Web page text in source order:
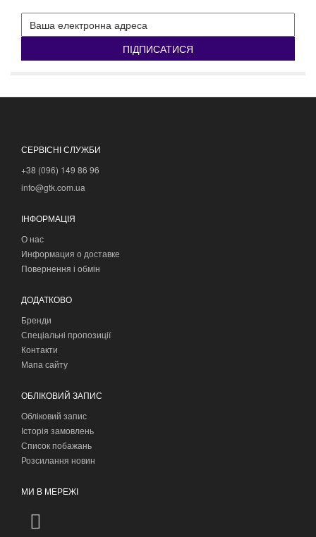
ПІДПИСАТИСЯ
СЕРВІСНІ СЛУЖБИ
+38 (096) 149 86 96
info@gtk.com.ua
ІНФОРМАЦІЯ
О нас
Информация о доставке
Повернення і обмін
ДОДАТКОВО
Бренди
Спеціальні пропозиції
Контакти
Мапа сайту
ОБЛІКОВИЙ ЗАПИС
Обліковий запис
Історія замовлень
Список побажань
Розсилання новин
МИ В МЕРЕЖІ